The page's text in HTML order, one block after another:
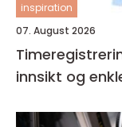
inspiration
07. August 2026
innsikt og